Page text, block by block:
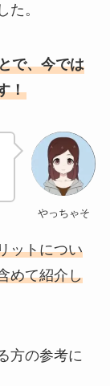
た。
で、今では
！
やっちゃそ
ットについ
めて紹介し
方の参考に